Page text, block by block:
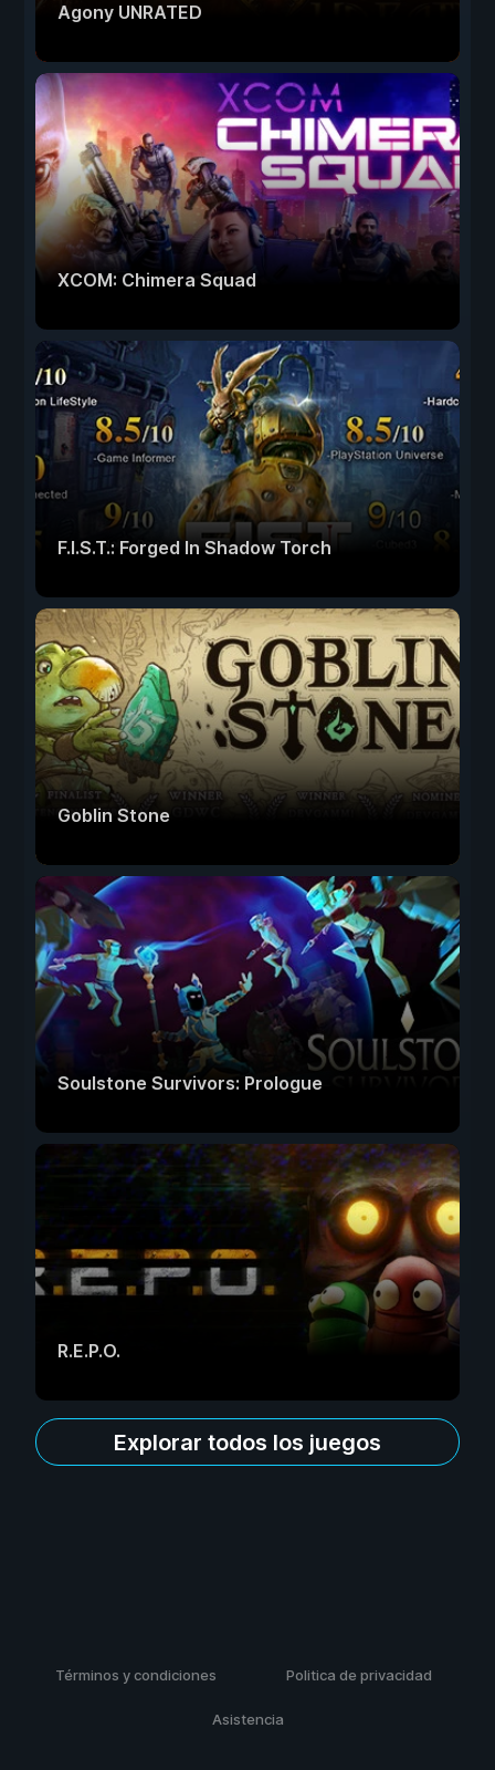
Agony UNRATED
XCOM: Chimera Squad
F.I.S.T.: Forged In Shadow Torch
Goblin Stone
Soulstone Survivors: Prologue
R.E.P.O.
Explorar todos los juegos
Términos y condiciones Politica de privacidad
Asistencia